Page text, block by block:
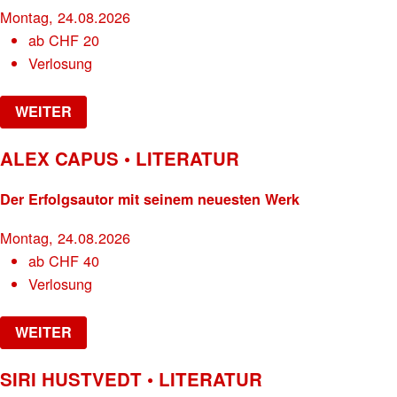
Montag, 24.08.2026
abCHF 20
Verlosung
WEITER
ALEX CAPUS • LITERATUR
Der Erfolgsautor mit seinem neuesten Werk
Montag, 24.08.2026
abCHF 40
Verlosung
WEITER
SIRI HUSTVEDT • LITERATUR